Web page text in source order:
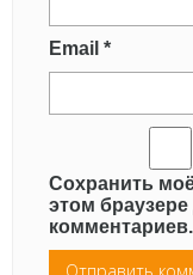
Email *
Сохранить
этом
комментариев.